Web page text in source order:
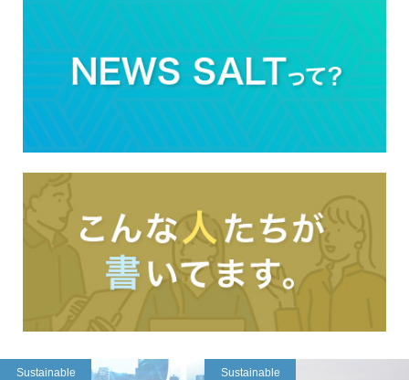
Sustainable Sustainable